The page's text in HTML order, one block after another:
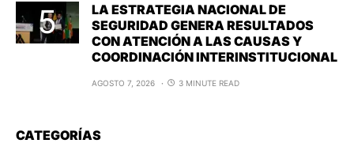
LA ESTRATEGIA NACIONAL DE
SEGURIDAD GENERA RESULTADOS
CON ATENCIÓN A LAS CAUSAS Y
COORDINACIÓN INTERINSTITUCIONAL
AGOSTO 7, 2026 3 MINUTE READ
CATEGORÍAS